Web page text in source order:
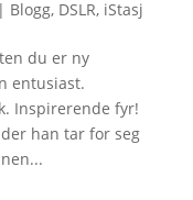
Blogg, DSLR, iStasj
du er ny
entusiast.
Inspirerende fyr!
han tar for seg